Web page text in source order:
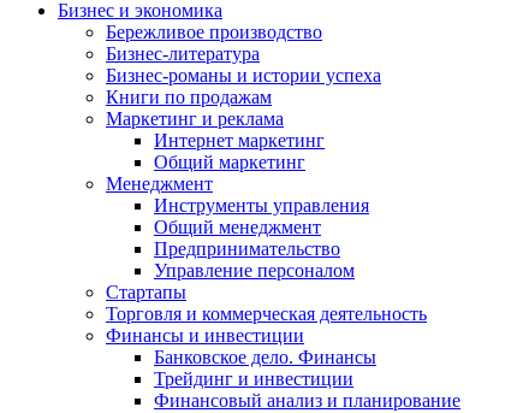
Бизнес и экономика
Бережливое производство
Бизнес-литература
Бизнес-романы и истории успеха
Книги по продажам
Маркетинг и реклама
Интернет маркетинг
Общий маркетинг
Менеджмент
Инструменты управления
Общий менеджмент
Предпринимательство
Управление персоналом
Стартапы
Торговля и коммерческая деятельность
Финансы и инвестиции
Банковское дело. Финансы
Трейдинг и инвестиции
Финансовый анализ и планирование